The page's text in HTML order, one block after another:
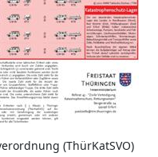
(ThürKatSVO)